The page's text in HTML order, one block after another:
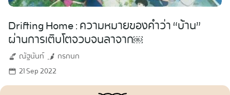
Drifting Home : ความหมายของคำว่า “บ้าน”
ผ่านการเติบโตจวบจนลาจาก￼
ณัฐนันท์
กรกนก
21 Sep 2022